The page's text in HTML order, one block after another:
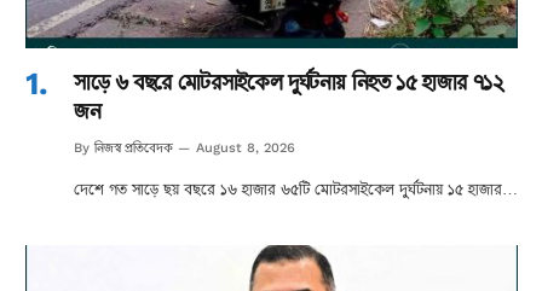
সাড়ে ৬ বছরে মোটরসাইকেল দুর্ঘটনায় নিহত ১৫ হাজার ৭১২
জন
By নিজস্ব প্রতিবেদক August 8, 2026
দেশে গত সাড়ে ছয় বছরে ১৬ হাজার ৬৫টি মোটরসাইকেল দুর্ঘটনায় ১৫ হাজার…